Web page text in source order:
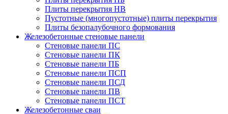
Плиты перекрытия НВ
Пустотные (многопустотные) плиты перекрытия
Плиты безопалубочного формования
Железобетонные стеновые панели
Стеновые панели ПС
Стеновые панели ПК
Стеновые панели ПБ
Стеновые панели ПСП
Стеновые панели ПСД
Стеновые панели ПВ
Стеновые панели ПСТ
Железобетонные сваи